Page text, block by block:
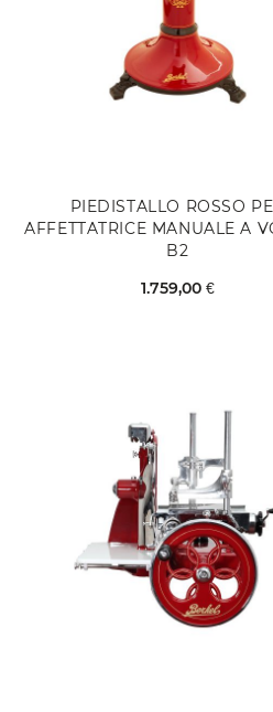
PIEDISTALLO ROSSO
AFFETTATRICE MANUALE A
B2
1.759,00 €